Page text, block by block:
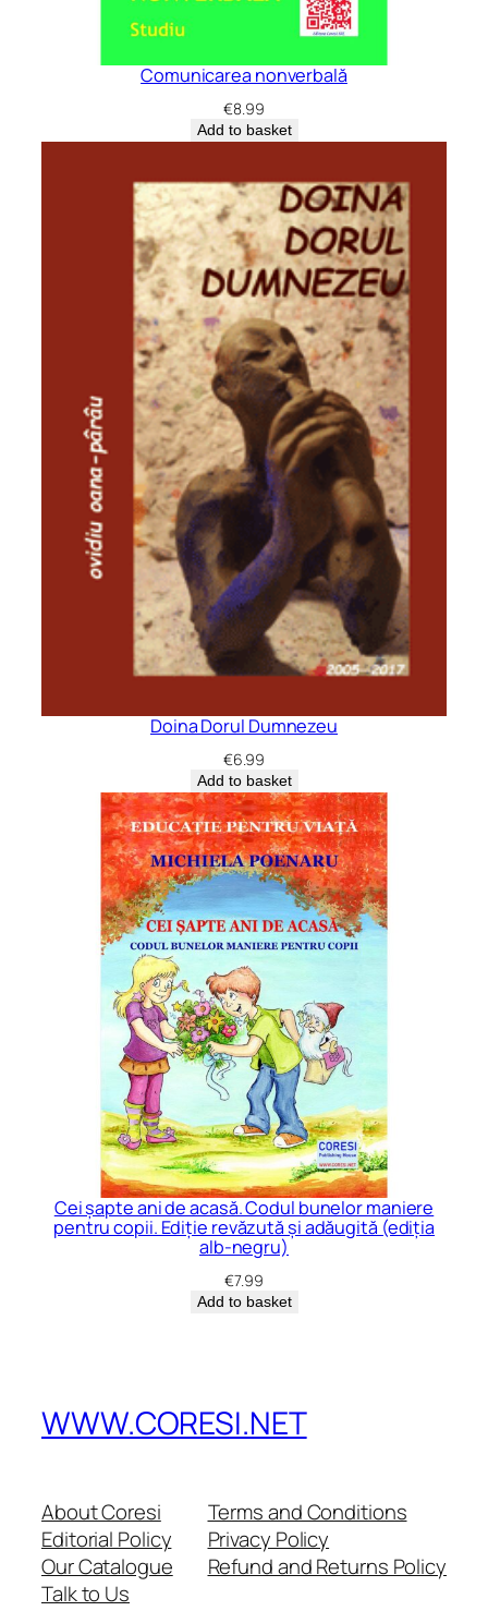
Comunicarea nonverbală
€8.99
Add to basket
Doina Dorul Dumnezeu
€6.99
Add to basket
Cei șapte ani de acasă. Codul bunelor maniere
pentru copii. Ediție revăzută și adăugită (ediția
alb-negru)
€7.99
Add to basket
WWW.CORESI.NET
About Coresi
Editorial Policy
Our Catalogue
Terms and Conditions
Privacy Policy
Refund and Returns Policy
Talk to Us